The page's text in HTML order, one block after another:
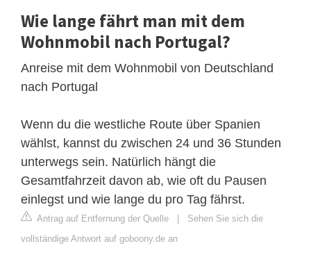
Wie lange fährt man mit dem
Wohnmobil nach Portugal?
Anreise mit dem Wohnmobil von Deutschland
nach Portugal
Wenn du die westliche Route über Spanien
wählst, kannst du zwischen 24 und 36 Stunden
unterwegs sein. Natürlich hängt die
Gesamtfahrzeit davon ab, wie oft du Pausen
einlegst und wie lange du pro Tag fährst.
Antrag auf Entfernung der Quelle | Sehen Sie sich die
vollständige Antwort auf goboony.de an